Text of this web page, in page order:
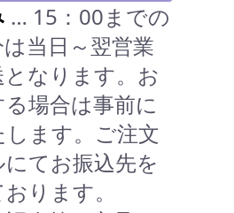
… 15：00までの
当日～翌営業
となります。お
場合は事前に
します。ご注文
てお振込先を
ります。